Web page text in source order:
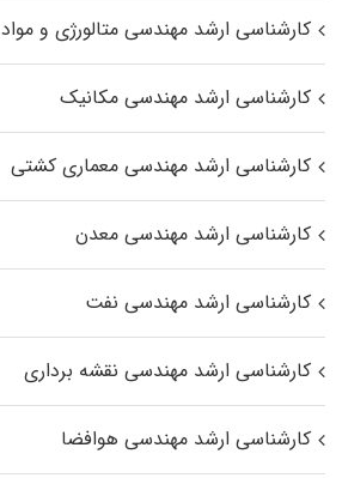
کارشناسی ارشد مهندسی متالورژی و مواد
کارشناسی ارشد مهندسی مکانیک
کارشناسی ارشد مهندسی معماری کشتی
کارشناسی ارشد مهندسی معدن
کارشناسی ارشد مهندسی نفت
کارشناسی ارشد مهندسی نقشه برداری
کارشناسی ارشد مهندسی هوافضا